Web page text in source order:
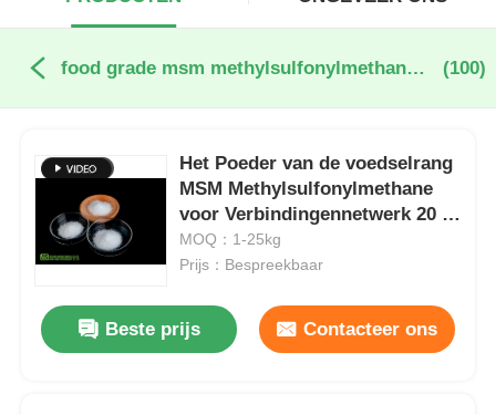
food grade msm methylsulfonylmethane online fabricage (100)
Het Poeder van de voedselrang
MSM Methylsulfonylmethane
voor Verbindingennetwerk 20 -
40
MOQ：1-25kg
Prijs：Bespreekbaar
Beste prijs Contacteer ons